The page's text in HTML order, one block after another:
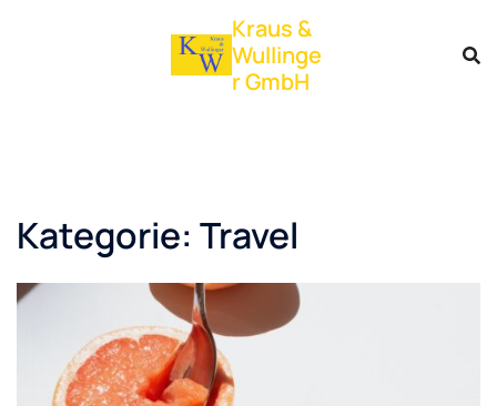
Kraus &
Wullinge
r GmbH
Kategorie: Travel